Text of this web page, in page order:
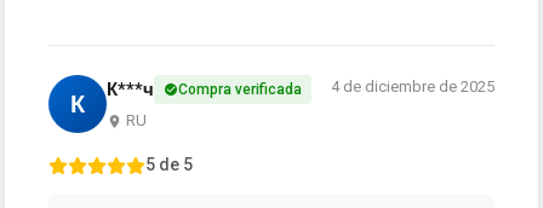
К К***ч Compra verificada
RU
4 de diciembre de 2025
5 de 5